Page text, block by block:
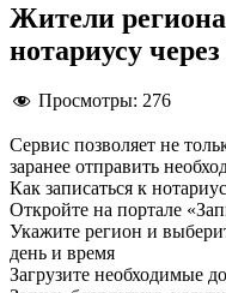
Жители
нотариусу
Просмотры: 276
Сервис позволяет не
заранее отправить
Как записаться к
Откройте на портале
Укажите регион и
день и время
Загрузите необходимые